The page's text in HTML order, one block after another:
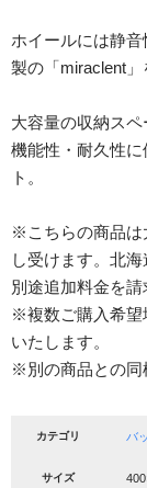
ホイールには静
製の「miraclent」
大容量の収納ス
機能性・耐久性
ト。
※こちらの商品は
し受けます。北
別途追加料金を請
※複数ご購入希望
いたします。
※別の商品との同
カテゴリ バ
サイズ